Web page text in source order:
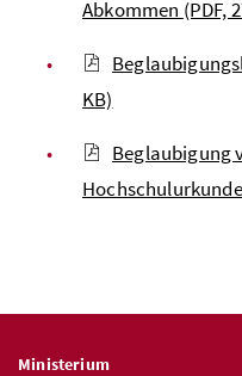
Abkommen (PDF,
KB)
Beglaubigung
Ministerium